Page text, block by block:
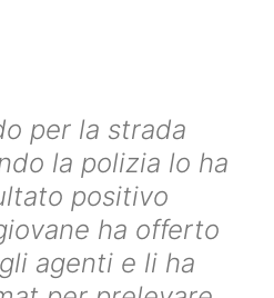
per la strada
la polizia lo ha
positivo
ha offerto
agenti e li ha